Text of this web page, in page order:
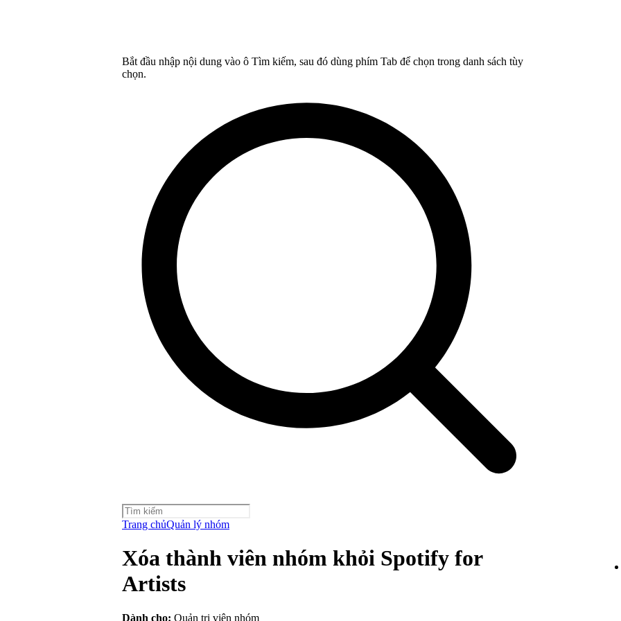
Bắt đầu nhập nội dung vào ô Tìm kiếm, sau đó dùng phím Tab để chọn trong danh sách tùy
chọn.
Trang chủQuản lý nhóm
Xóa thành viên nhóm khỏi Spotify for
Artists
Dành cho: Quản trị viên nhóm